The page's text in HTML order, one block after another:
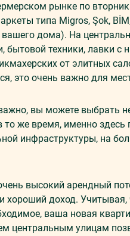
рынке по
типа Migros, Şok,
вашего дома). На
бытовой техники, лавки с
от элитных
это очень важно для
вы можете выбрать
то же время, именно
инфраструктуры, на
высокий арендный
хороший доход.
ваша новая
центральным улицам